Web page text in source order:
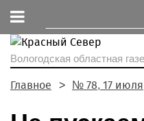
Вологодская областная
Главное № 78, 17